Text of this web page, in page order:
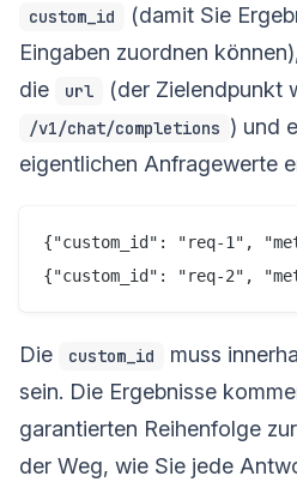
custom_id
(damit Sie
Eingaben zuordnen
die
url (der Zielendpunkt
/v1/chat/completions ) und
eigentlichen Anfragewerte
{"custom_id": "req-1",
Die custom_id
muss
sein. Die Ergebnisse
garantierten Reihenfolge
der Weg, wie Sie jede